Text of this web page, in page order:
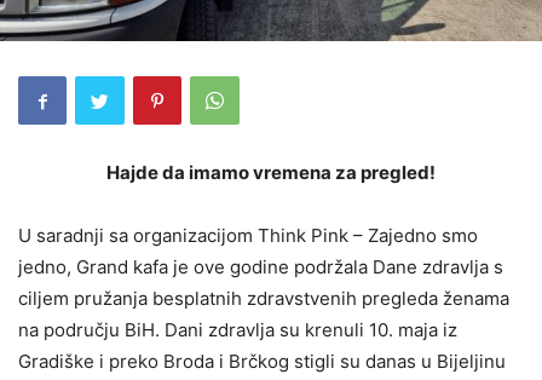
Hajde da imamo vremena za pregled!
U saradnji sa organizacijom Think Pink – Zajedno smo
jedno, Grand kafa je ove godine podržala Dane zdravlja s
ciljem pružanja besplatnih zdravstvenih pregleda ženama
na području BiH. Dani zdravlja su krenuli 10. maja iz
Gradiške i preko Broda i Brčkog stigli su danas u Bijeljinu